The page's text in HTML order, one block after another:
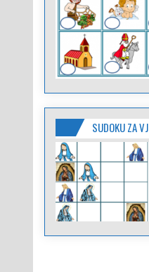
SUDOKU ZA